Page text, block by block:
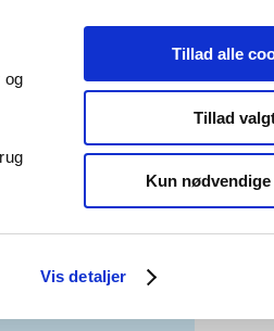
og
Vis detaljer
Tillad alle
Tillad
Kun
Særlige
produktområder